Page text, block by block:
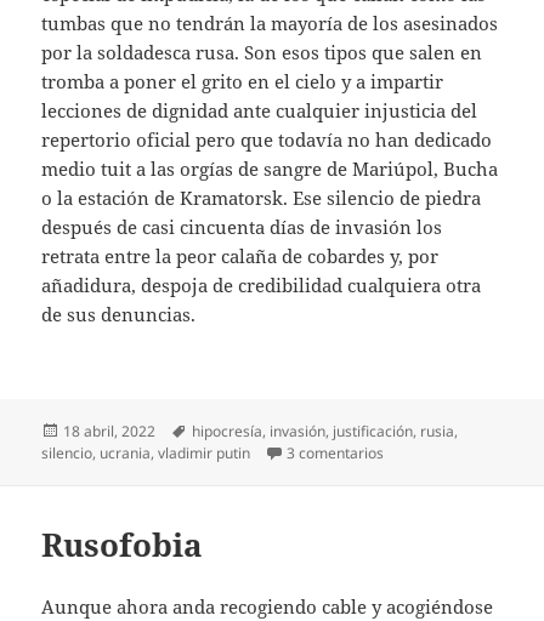
tumbas que no tendrán la mayoría de los asesinados
por la soldadesca rusa. Son esos tipos que salen en
tromba a poner el grito en el cielo y a impartir
lecciones de dignidad ante cualquier injusticia del
repertorio oficial pero que todavía no han dedicado
medio tuit a las orgías de sangre de Mariúpol, Bucha
o la estación de Kramatorsk. Ese silencio de piedra
después de casi cincuenta días de invasión los
retrata entre la peor calaña de cobardes y, por
añadidura, despoja de credibilidad cualquiera otra
de sus denuncias.
Publicado
el
18 abril, 2022 Etiquetas
hipocresía, invasión, justificación, rusia,
silencio, ucrania,vladimir putin 3 comentarios
Rusofobia
Aunque ahora anda recogiendo cable y acogiéndose